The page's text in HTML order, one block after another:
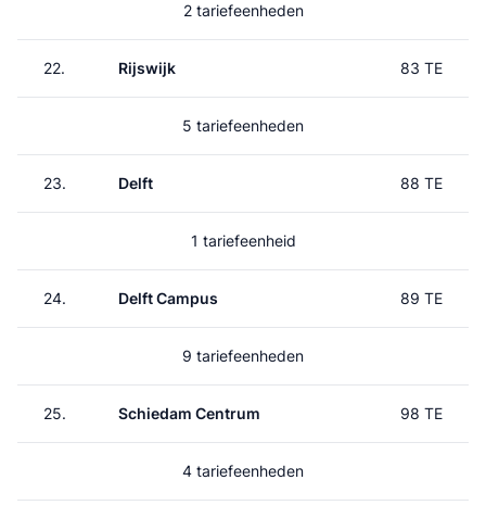
2 tariefeenheden
22. Rijswijk 83 TE
5 tariefeenheden
23. Delft 88 TE
1 tariefeenheid
24. Delft Campus 89 TE
9 tariefeenheden
25. Schiedam Centrum 98 TE
4 tariefeenheden